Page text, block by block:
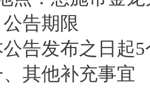
告期限
公告发布之日起
其他补充事宜